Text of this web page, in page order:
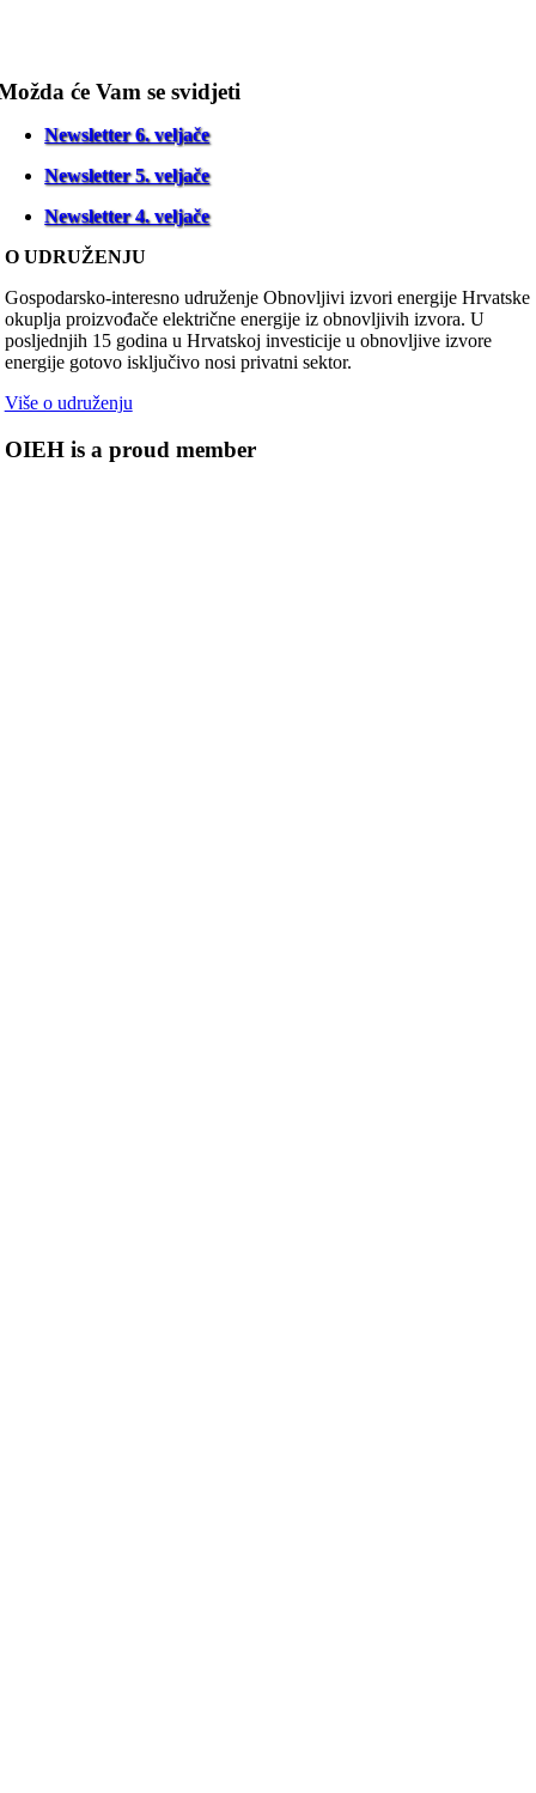
će Vam se svidjeti
Newsletter 6. veljače
Newsletter 5. veljače
Newsletter 4. veljače
O UDRUŽENJU
Gospodarsko-interesno udruženje Obnovljivi izvori energije Hrvatske
okuplja proizvođače električne energije iz obnovljivih izvora. U
posljednjih 15 godina u Hrvatskoj investicije u obnovljive izvore
energije gotovo isključivo nosi privatni sektor.
Više o udruženju
OIEH is a proud member